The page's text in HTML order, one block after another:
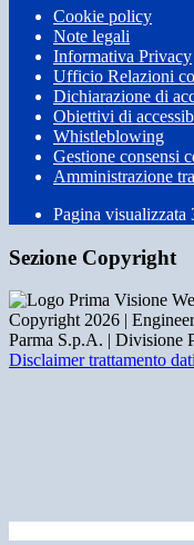
Cookie policy
Note legali
Informativa Privacy
Ufficio Relazioni
Dichiarazione di
Obiettivi di
Whistleblowing
Gestione consensi
Amministrazione
Pagina visualizzata
Sezione Copyright
Copyright 2026 |
Parma S.p.A. | Divisione
Disclaimer trattamento